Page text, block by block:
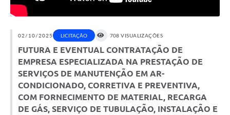
02/10/2025 LICITAÇÃO 708 VISUALIZAÇÕES
FUTURA E EVENTUAL CONTRATAÇÃO DE
EMPRESA ESPECIALIZADA NA PRESTAÇÃO DE
SERVIÇOS DE MANUTENÇÃO EM AR-
CONDICIONADO, CORRETIVA E PREVENTIVA,
COM FORNECIMENTO DE MATERIAL, RECARGA
DE GÁS, SERVIÇO DE TUBULAÇÃO, INSTALAÇÃO E